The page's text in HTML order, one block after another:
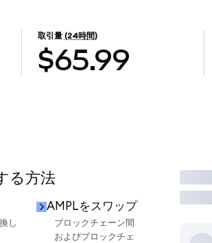
取引量 (24時間)
$65.99
方法
し
AMPLをスワップ
ブロックチェーン間
およびブロックチェ
取引